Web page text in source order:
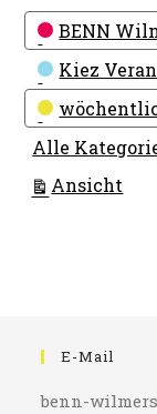
Kategorien
BENN
Kiez
Alle
Ansicht
E-Mail
benn-